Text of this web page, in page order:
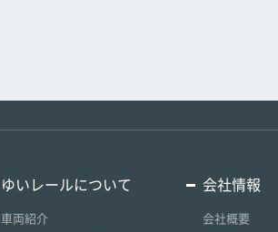
ゆいレールについて
車両紹介
会社情報
会社概要